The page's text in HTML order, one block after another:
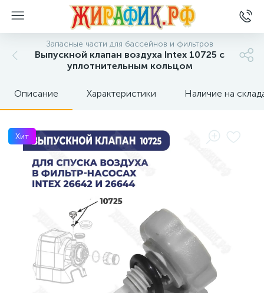
Запасные части для бассейнов и фильтров
Выпускной клапан воздуха Intex 10725 с
уплотнительным кольцом
Описание Характеристики Наличие на
Хит